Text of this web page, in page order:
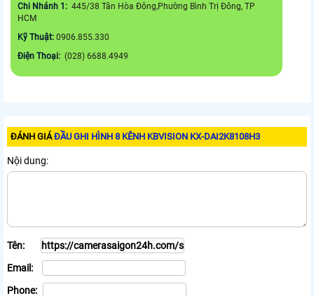
Chi Nhánh 1: 445/38 Tân Hòa Đông,Phường Bình Trị Đông, TP
HCM
Kỹ Thuật: 0906.855.330
Điện Thoại: (028) 6688.4949
ĐÁNH GIÁĐẦU GHI HÌNH 8 KÊNH KBVISION KX-DAI2K8108H3
Nội dung:
Tên:
Email:
Phone: